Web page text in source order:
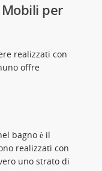
per
realizzati con
offre
bagno è il
realizzati con
uno strato di